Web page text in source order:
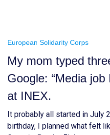
European Solidarity Corps
My mom typed
Google: “Media
at INEX.
It probably all started in July
birthday, I planned what felt